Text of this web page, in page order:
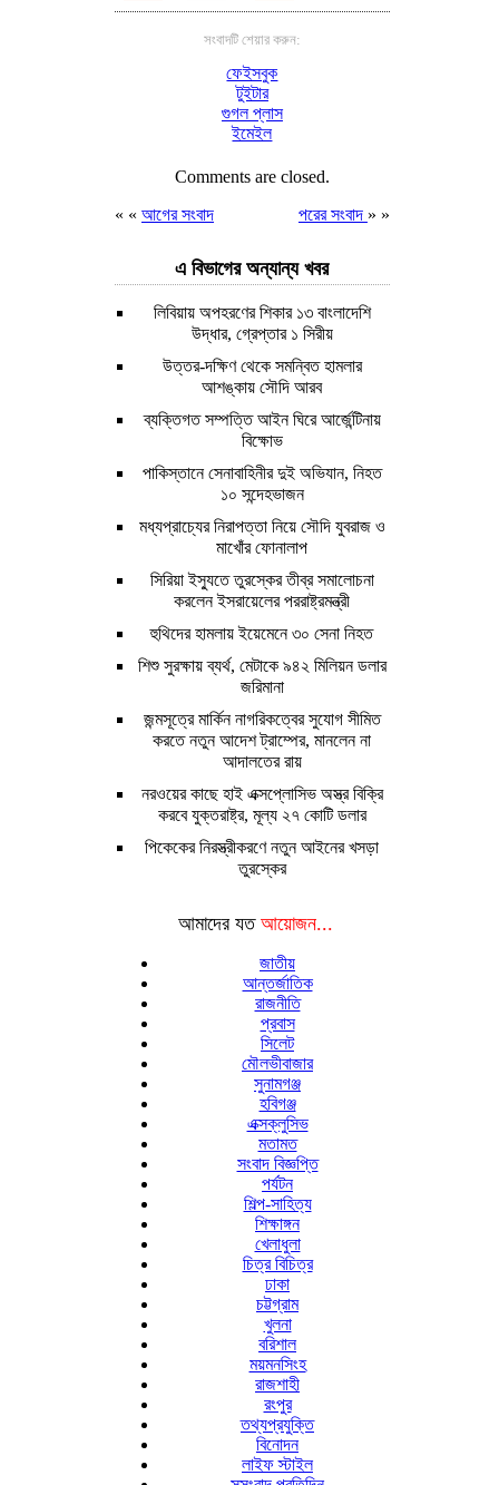
সংবাদটি শেয়ার করুন:
ফেইসবুক
টুইটার
গুগল প্লাস
ইমেইল
Comments are closed.
« « আগের সংবাদ পরের সংবাদ » »
এ বিভাগের অন্যান্য খবর
লিবিয়ায় অপহরণের শিকার ১৩ বাংলাদেশি
উদ্ধার, গ্রেপ্তার ১ সিরীয়
উত্তর-দক্ষিণ থেকে সমন্বিত হামলার
আশঙ্কায় সৌদি আরব
ব্যক্তিগত সম্পত্তি আইন ঘিরে আর্জেন্টিনায়
বিক্ষোভ
পাকিস্তানে সেনাবাহিনীর দুই অভিযান, নিহত
১০ সন্দেহভাজন
মধ্যপ্রাচ্যের নিরাপত্তা নিয়ে সৌদি যুবরাজ ও
মাখোঁর ফোনালাপ
সিরিয়া ইস্যুতে তুরস্কের তীব্র সমালোচনা
করলেন ইসরায়েলের পররাষ্ট্রমন্ত্রী
হুথিদের হামলায় ইয়েমেনে ৩০ সেনা নিহত
শিশু সুরক্ষায় ব্যর্থ, মেটাকে ৯৪২ মিলিয়ন ডলার
জরিমানা
জন্মসূত্রে মার্কিন নাগরিকত্বের সুযোগ সীমিত
করতে নতুন আদেশ ট্রাম্পের, মানলেন না
আদালতের রায়
নরওয়ের কাছে হাই এক্সপ্লোসিভ অস্ত্র বিক্রি
করবে যুক্তরাষ্ট্র, মূল্য ২৭ কোটি ডলার
পিকেকের নিরস্ত্রীকরণে নতুন আইনের খসড়া
তুরস্কের
আমাদের যত আয়োজন...
জাতীয়
আন্তর্জাতিক
রাজনীতি
প্রবাস
সিলেট
মৌলভীবাজার
সুনামগঞ্জ
হবিগঞ্জ
এক্সক্লুসিভ
মতামত
সংবাদ বিজ্ঞপ্তি
পর্যটন
শিল্প-সাহিত্য
শিক্ষাঙ্গন
খেলাধুলা
চিত্র বিচিত্র
ঢাকা
চট্টগ্রাম
খুলনা
বরিশাল
ময়মনসিংহ
রাজশাহী
রংপুর
তথ্যপ্রযুক্তি
বিনোদন
লাইফ স্টাইল